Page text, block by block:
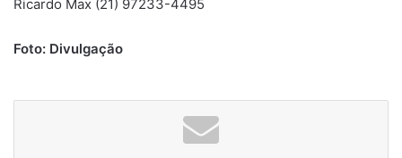
Ricardo Max (21) 97233-4495
Foto: Divulgação